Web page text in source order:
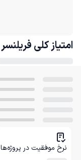
امتیاز کلی فریلنسر
نرخ موفقیت در پروژه‌ها